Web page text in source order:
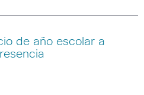
de año escolar a